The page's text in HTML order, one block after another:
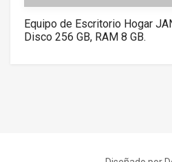
Equipo de Escritorio Hogar
Disco 256 GB, RAM 8 GB.